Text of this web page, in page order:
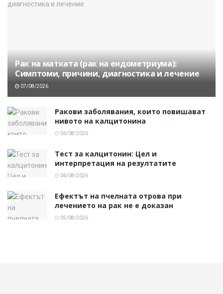
Рак на матката (рак на ендометриума):
Симптоми, причини, диагностика и лечение
07/08/2026
Ракови заболявания, които повишават
нивото на калцитонина
06/08/2026
Тест за калцитонин: Цел и
интерпретация на резултатите
06/08/2026
Ефектът на пчелната отрова при
лечението на рак не е доказан
05/08/2026